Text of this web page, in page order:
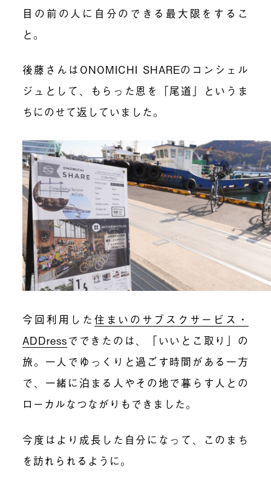
目の前の人に自分のできる最大限をするこ
と。
後藤さんはONOMICHI SHAREのコンシェル
ジュとして、もらった恩を「尾道」というま
ちにのせて返していました。
今回利用した 住まいのサブスクサービス・
ADDressでできたのは、「いいとこ取り」の
旅。一人でゆっくりと過ごす時間がある一方
で、一緒に泊まる人やその地で暮らす人との
ローカルなつながりもできました。
今度はより成長した自分になって、このまち
を訪れられるように。